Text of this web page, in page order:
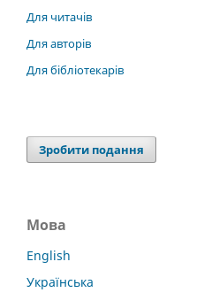
Для читачів
Для авторів
Для бібліотекарів
Зробити подання
Мова
English
Українська